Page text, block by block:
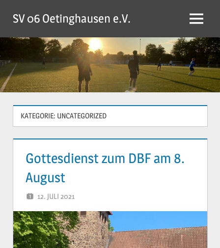
Inhalt
springen
SV 06 Oetinghausen e.V. Menü
KATEGORIE: UNCATEGORIZED
Gottesdienst zum DBF am 8.
August
12. JULI 2021